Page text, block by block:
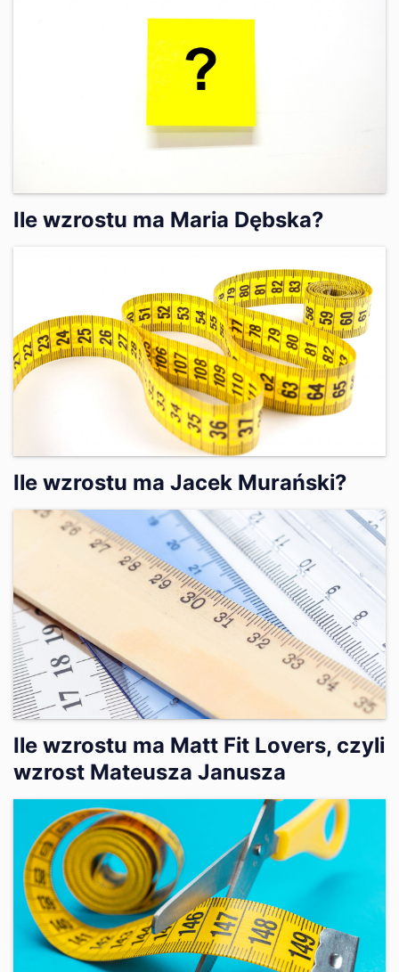
Ile wzrostu ma Maria Dębska?
Ile wzrostu ma Jacek Murański?
Ile wzrostu ma Matt Fit Lovers, czyli
wzrost Mateusza Janusza